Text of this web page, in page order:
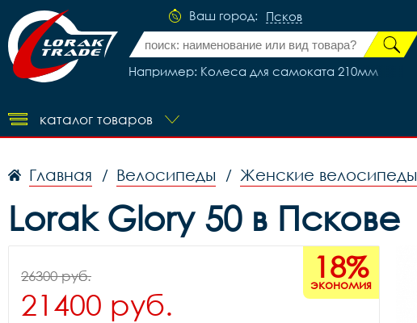
Ваш город: Псков
Например: Колеса для самоката 210мм
каталог товаров
Главная / Велосипеды / Женские велосипеды
Lorak Glory 50 в Пскове
18%
экономия
26300 руб.
21400 руб.